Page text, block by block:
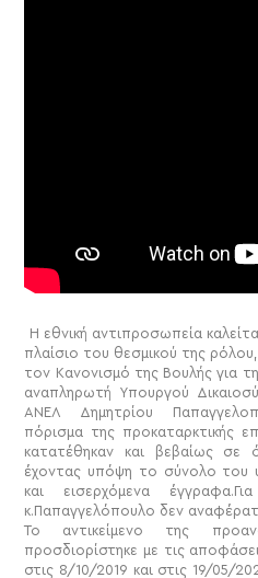
Η εθνική αντιπροσωπεία
πλαίσιο του θεσμικού της
τον Κανονισμό της Βουλής για
αναπληρωτή Υπουργού
ΑΝΕΛ Δημητρίου
πόρισμα της προκαταρκτικής
κατατέθηκαν και βεβαίως
έχοντας υπόψη το σύνολο του
και εισερχόμενα έγγραφα.
κ.Παπαγγελόπουλο δεν
Το αντικείμενο της
προσδιορίστηκε με τις
στις 8/10/2019 και στις 19/05/